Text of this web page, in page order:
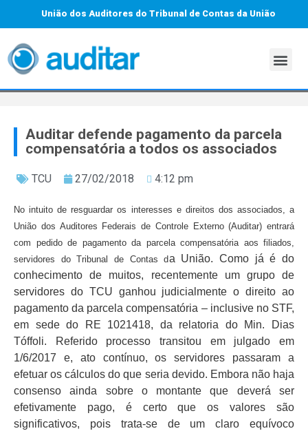
União dos Auditores do Tribunal de Contas da União
Auditar defende pagamento da parcela
compensatória a todos os associados
TCU 27/02/2018 4:12 pm
No intuito de resguardar os interesses e direitos dos associados, a
União dos Auditores Federais de Controle Externo (Auditar) entrará
com pedido de pagamento da parcela compensatória aos filiados,
servidores do Tribunal de Contas da União. Como já é do
conhecimento de muitos, recentemente um grupo de
servidores do TCU ganhou judicialmente o direito ao
pagamento da parcela compensatória – inclusive no STF,
em sede do RE 1021418, da relatoria do Min. Dias
Tóffoli. Referido processo transitou em julgado em
1/6/2017 e, ato contínuo, os servidores passaram a
efetuar os cálculos do que seria devido. Embora não haja
consenso ainda sobre o montante que deverá ser
efetivamente pago, é certo que os valores são
significativos, pois trata-se de um claro equívoco